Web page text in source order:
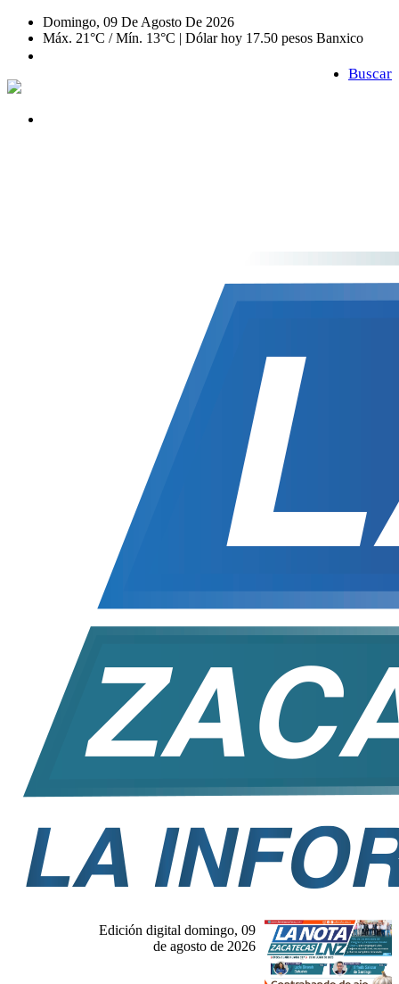
Domingo, 09 De Agosto De 2026
Máx. 21°C / Mín. 13°C | Dólar hoy 17.50 pesos Banxico
Buscar
Edición digital domingo, 09
de agosto de 2026